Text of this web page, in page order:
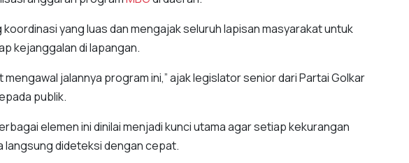
koordinasi yang luas dan mengajak seluruh lapisan masyarakat untuk
kejanggalan di lapangan.
mengawal jalannya program ini,” ajak legislator senior dari Partai Golkar
publik.
elemen ini dinilai menjadi kunci utama agar setiap kekurangan
langsung dideteksi dengan cepat.